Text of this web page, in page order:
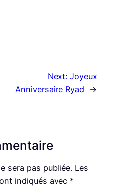
Next: Joyeux
Anniversaire Ryad
→
sera pas publiée. Les
indiqués avec *